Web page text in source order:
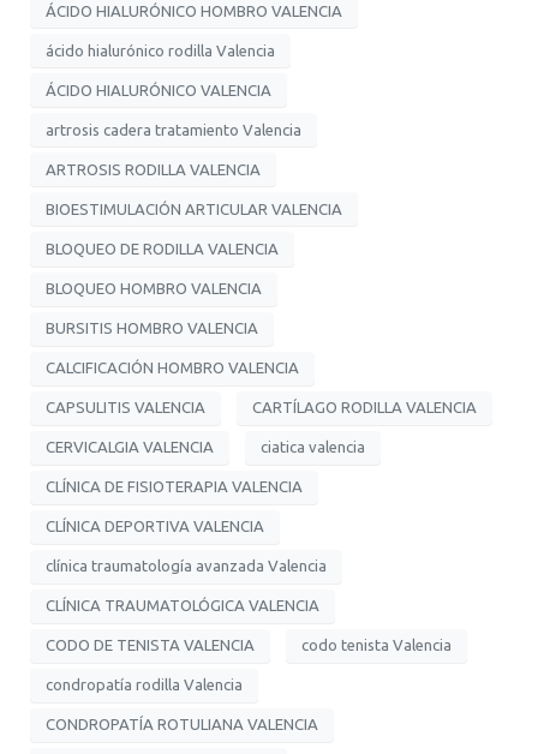
ÁCIDO HIALURÓNICO HOMBRO VALENCIA
ácido hialurónico rodilla Valencia
ÁCIDO HIALURÓNICO VALENCIA
artrosis cadera tratamiento Valencia
ARTROSIS RODILLA VALENCIA
BIOESTIMULACIÓN ARTICULAR VALENCIA
BLOQUEO DE RODILLA VALENCIA
BLOQUEO HOMBRO VALENCIA
BURSITIS HOMBRO VALENCIA
CALCIFICACIÓN HOMBRO VALENCIA
CAPSULITIS VALENCIA CARTÍLAGO RODILLA VALENCIA
CERVICALGIA VALENCIA ciatica valencia
CLÍNICA DE FISIOTERAPIA VALENCIA
CLÍNICA DEPORTIVA VALENCIA
clínica traumatología avanzada Valencia
CLÍNICA TRAUMATOLÓGICA VALENCIA
CODO DE TENISTA VALENCIA codo tenista Valencia
condropatía rodilla Valencia
CONDROPATÍA ROTULIANA VALENCIA